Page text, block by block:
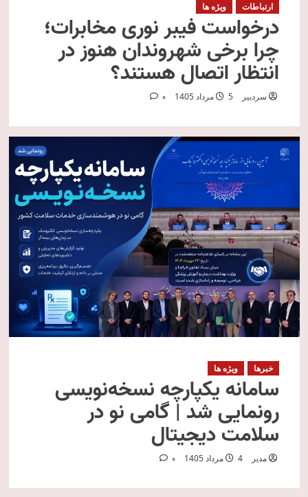
ارتباطات ویژه ها
درخواست فیبر نوری مخابرات؛
چرا برخی شهروندان هنوز در
انتظار اتصال هستند؟
سردبیر 5 مرداد 1405 0
خبرها ویژه ها
سامانه یکپارچه نسخه‌نویسی
رونمایی شد | گامی نو در
سلامت دیجیتال
مدیر 4 مرداد 1405 0